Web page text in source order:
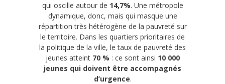
qui oscille autour de 14,7%. Une métropole
dynamique, donc, mais qui masque une
répartition très hétérogène de la pauvreté sur
le territoire. Dans les quartiers prioritaires de
la politique de la ville, le taux de pauvreté des
jeunes atteint70 % : ce sont ainsi 10 000
jeunes qui doivent être accompagnés
d’urgence.